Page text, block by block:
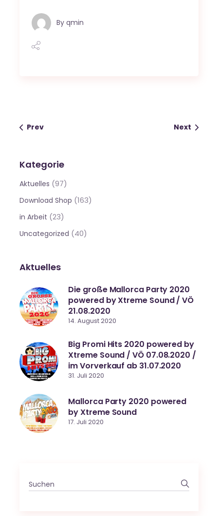
By qmin
Prev Next
Kategorie
Aktuelles (97)
Download Shop (163)
in Arbeit (23)
Uncategorized (40)
Aktuelles
Die große Mallorca Party 2020
powered by Xtreme Sound / VÖ
21.08.2020
14. August 2020
Big Promi Hits 2020 powered by
Xtreme Sound / VÖ 07.08.2020 /
im Vorverkauf ab 31.07.2020
31. Juli 2020
Mallorca Party 2020 powered
by Xtreme Sound
17. Juli 2020
Search
for: